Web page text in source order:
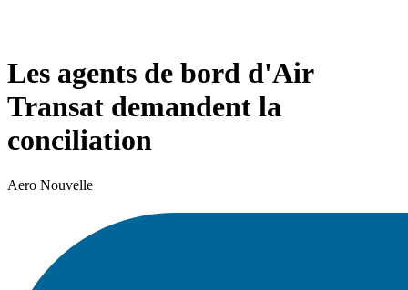
Les agents de bord d'Air
Transat demandent la
conciliation
Aero Nouvelle